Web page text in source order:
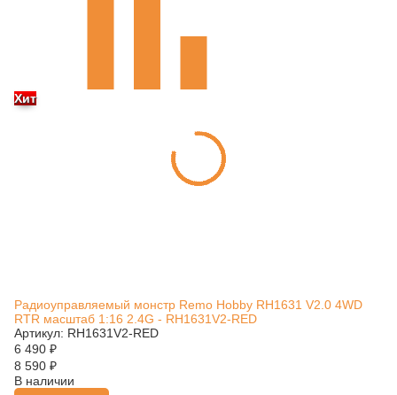
Хит
Радиоуправляемый монстр Remo Hobby RH1631 V2.0 4WD
RTR масштаб 1:16 2.4G - RH1631V2-RED
Артикул: RH1631V2-RED
6 490 ₽
8 590 ₽
В наличии